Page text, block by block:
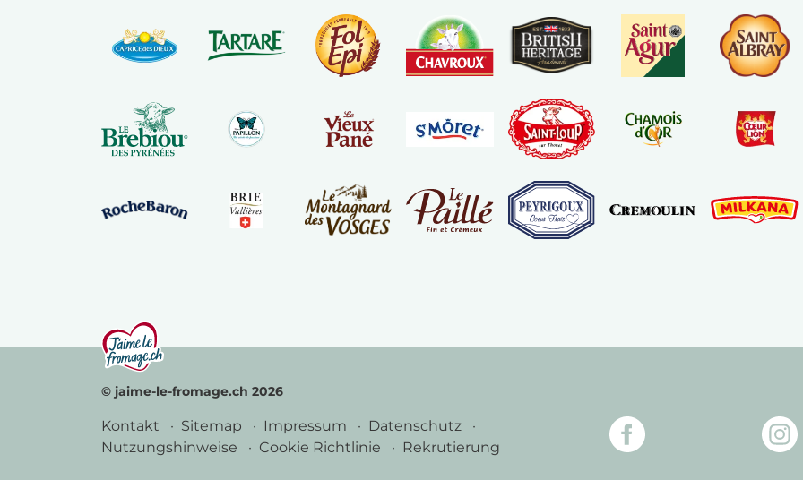
© jaime-le-fromage.ch 2026
Kontakt Sitemap Impressum
Datenschutz
Nutzungshinweise
Cookie Richtlinie Rekrutierung